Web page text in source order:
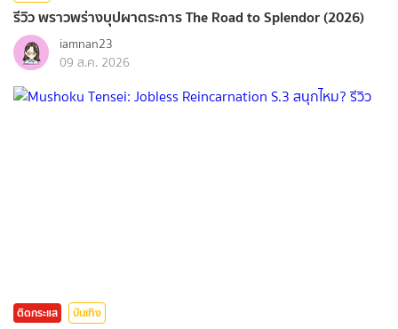
รีวิว พราวพร่างบุปผาตระการ The Road to Splendor (2026)
iamnan23
09 ส.ค. 2026
ติดกระแส บันเทิง